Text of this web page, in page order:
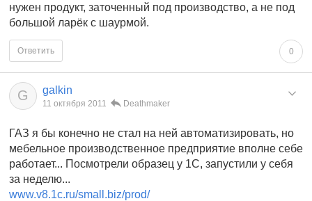
нужен продукт, заточенный под производство, а не под
большой ларёк с шаурмой.
0
Ответить
G galkin
11 октября 2011 Deathmaker
ГАЗ я бы конечно не стал на ней автоматизировать, но
мебельное производственное предприятие вполне себе
работает... Посмотрели образец у 1С, запустили у себя
за неделю...
www.v8.1c.ru/small.biz/prod/